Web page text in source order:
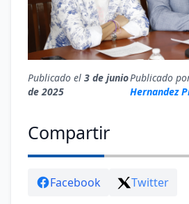
Publicado el 3 de junio
de 2025
Publicado
Hernandez
Compartir
Facebook Twitter